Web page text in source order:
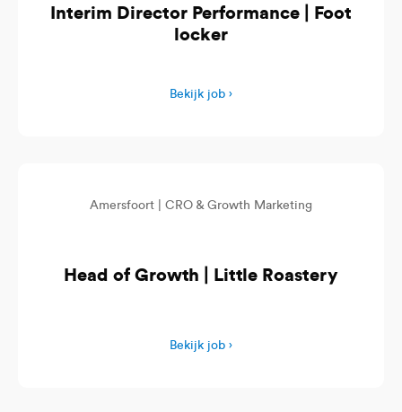
Interim Director Performance | Foot
locker
Bekijk job ›
Amersfoort | CRO & Growth Marketing
Head of Growth | Little Roastery
Bekijk job ›